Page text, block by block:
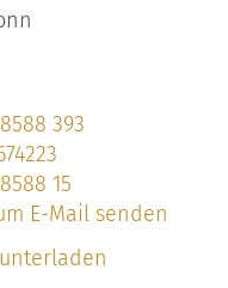
393
15
E-Mail senden